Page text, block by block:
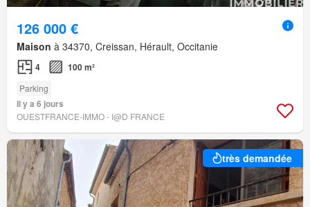
126 000 €
Maison à 34370, Creissan, Hérault, Occitanie
4 100 m²
Parking
Il y a 6 jours
OUESTFRANCE-IMMO - I@D FRANCE
très demandée